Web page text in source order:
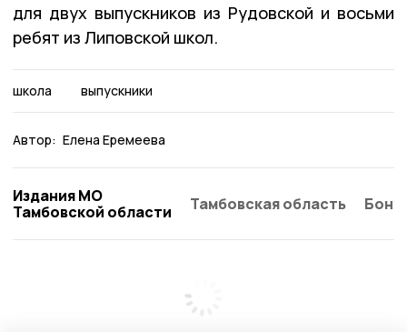
для двух выпускников из Рудовской и восьми
ребят из Липовской школ.
школа выпускники
Автор: Елена Еремеева
Издания МО
Тамбовской области
Тамбовская область